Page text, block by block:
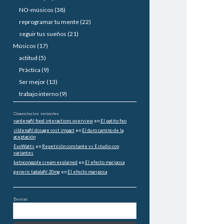
a
NO-músicos (38)
reprogramar tu mente(22)
seguir tus sueños (21)
Músicos (17)
actitud (5)
Práctica (9)
Ser mejor(13)
trabajo interno(9)
Comentarios recientes
vardenafil food interactions overviewen El patito feo
sildenafil dosage cost impacten El duro camino de la
aceptación
ExoWatts en Repetición constante vs Estudio con
variantes
ketoconazole cream explained en El efecto mariposa
generic tadalafil 20mgen El efecto mariposa
Buscar